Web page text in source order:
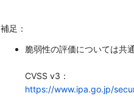
補足：
脆弱性の評価については共
CVSS v3：
https://www.ipa.go.jp/